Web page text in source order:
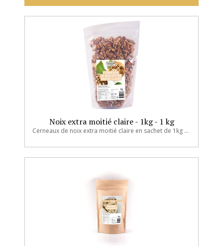
Noix extra moitié claire - 1kg - 1 kg
Cerneaux de noix extra moitié claire en sachet de 1kg sous atmosphère protectrice.